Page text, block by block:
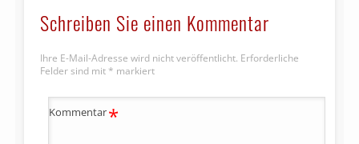
Schreiben Sie einen Kommentar
Ihre E-Mail-Adresse wird nicht veröffentlicht. Erforderliche
Felder sind mit * markiert
Kommentar*